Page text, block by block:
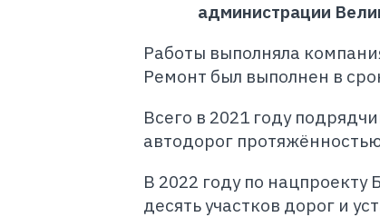
администрации
Работы выполняла
Ремонт был выполнен в
Всего в 2021 году
автодорог
В 2022 году по
десять участков дорог и